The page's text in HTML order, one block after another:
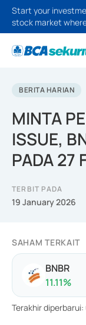
Start your
stock market
BERITA HARIAN
MINTA
ISSUE,
PADA 27
TERBIT PADA
19 January 2026
SAHAM TERKAIT
BNBR
11.11%
Terakhir diperbarui: